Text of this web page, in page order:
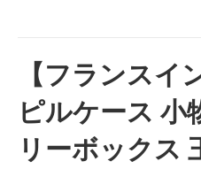
【フランスイ
ピルケース 小
リーボックス